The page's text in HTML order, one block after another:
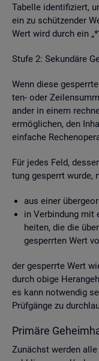
Ta­bel­le iden­ti­fi­ziert,
ein zu schüt­zen­der
Wert wird durch ein
Stufe 2: Se­kun­dä­re
Wenn diese
ten- oder
an­der in einem
er­mög­li­chen, den
ein­fa­che
Für jedes Feld,
tung ge­sperrt wurde,
aus einer
in Ver­bin­dung mit
hei­ten, die die
ge­sperr­ten Wert
der ge­sperr­te Wert
durch obige
es kann not­wen­dig
Prüf­gän­ge zu
Pri­mä­re
Zu­nächst wer­den